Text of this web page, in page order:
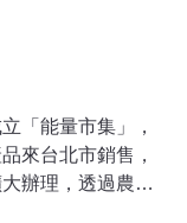
「能量市集」，
來台北市銷售，
辦理，透過農產